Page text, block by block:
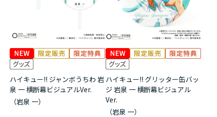
ハイキュー!! ジャンボうちわ 岩
泉 一 横断幕ビジュアルVer.
（岩泉 一）
ハイキュー!! グリッター缶バッ
ジ 岩泉 一 横断幕ビジュアル
Ver.
（岩泉 一）